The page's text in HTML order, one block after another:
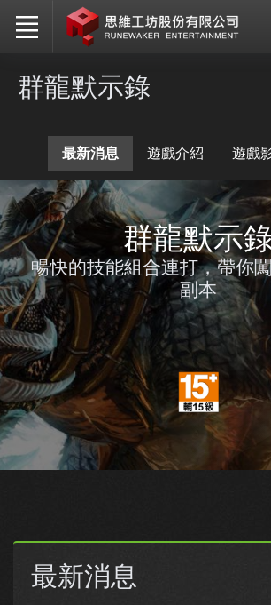
群龍默示錄
最新消息 遊戲介紹 遊戲
群龍默示
暢快的技能組合連打，帶你
副本
最新消息